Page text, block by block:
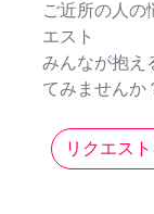
ご近所の人の
エスト
みんなが抱え
てみませんか
リクエス